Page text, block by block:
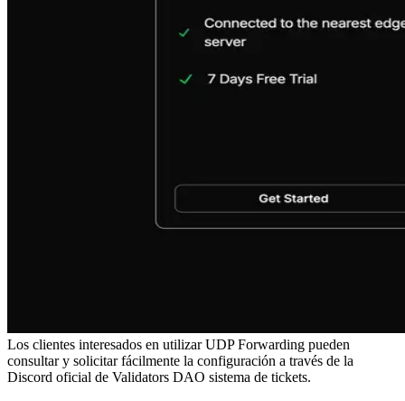
Los clientes interesados en utilizar UDP Forwarding pueden
consultar y solicitar fácilmente la configuración a través de la
Discord oficial de Validators DAO sistema de tickets.